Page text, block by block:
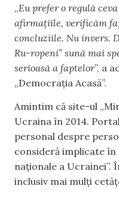
„Eu prefer o regulă
afirmațiile, verificăm
concluziile. Nu invers.
Ru-ropeni” sună mai
serioasă a faptelor”, a
„Democrația Acasă”.
Amintim că site-ul
Ucraina în 2014.
personal despre
consideră implicate
naționale a Ucrainei”.
inclusiv mai mulți